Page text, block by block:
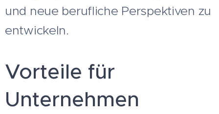
und neue berufliche Perspektiven zu
entwickeln.
Vorteile für
Unternehmen